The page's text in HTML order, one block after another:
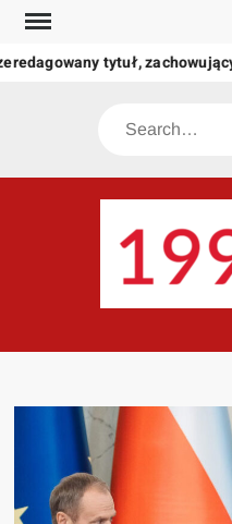
Skip
content
tytuł,
Search